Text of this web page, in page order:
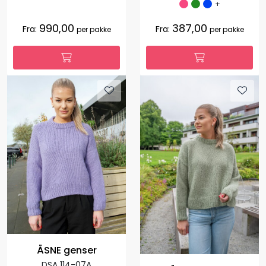
Fra: 990,00 per pakke
+
Fra: 387,00 per pakke
ÅSNE genser